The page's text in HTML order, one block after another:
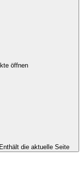
öffnen
Enthält die aktuelle Seite